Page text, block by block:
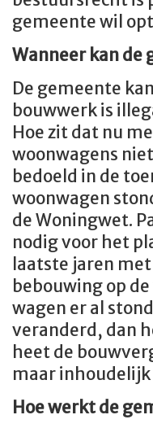
gemeente wil
Wanneer kan de
De gemeente
bouwwerk is
Hoe zit dat nu
woonwagens
bedoeld in de
woonwagen
de Woningwet.
nodig voor het
laatste jaren
bebouwing op
wagen er al
veranderd, dan
heet de
maar inhoudelijk
Hoe werkt de